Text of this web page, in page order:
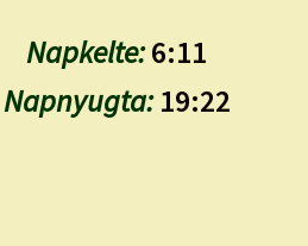
Napkelte:6:11
Napnyugta:19:22